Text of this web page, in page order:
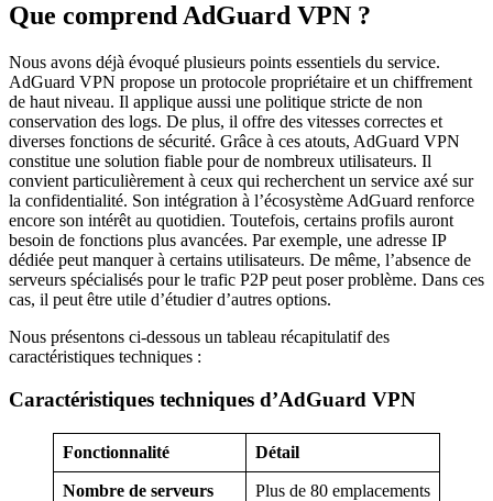
Que comprend AdGuard VPN ?
Nous avons déjà évoqué plusieurs points essentiels du service.
AdGuard VPN propose un protocole propriétaire et un chiffrement
de haut niveau. Il applique aussi une politique stricte de non
conservation des logs. De plus, il offre des vitesses correctes et
diverses fonctions de sécurité. Grâce à ces atouts, AdGuard VPN
constitue une solution fiable pour de nombreux utilisateurs. Il
convient particulièrement à ceux qui recherchent un service axé sur
la confidentialité. Son intégration à l’écosystème AdGuard renforce
encore son intérêt au quotidien. Toutefois, certains profils auront
besoin de fonctions plus avancées. Par exemple, une adresse IP
dédiée peut manquer à certains utilisateurs. De même, l’absence de
serveurs spécialisés pour le trafic P2P peut poser problème. Dans ces
cas, il peut être utile d’étudier d’autres options.
Nous présentons ci-dessous un tableau récapitulatif des
caractéristiques techniques :
Caractéristiques techniques d’AdGuard VPN
Fonctionnalité Détail
Nombre de serveurs Plus de 80 emplacements